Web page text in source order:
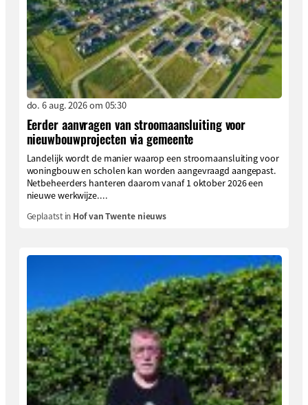
do. 6 aug. 2026 om 05:30
Eerder aanvragen van stroomaansluiting voor
nieuwbouwprojecten via gemeente
Landelijk wordt de manier waarop een stroomaansluiting voor
woningbouw en scholen kan worden aangevraagd aangepast.
Netbeheerders hanteren daarom vanaf 1 oktober 2026 een
nieuwe werkwijze....
Geplaatst in Hof van Twente nieuws